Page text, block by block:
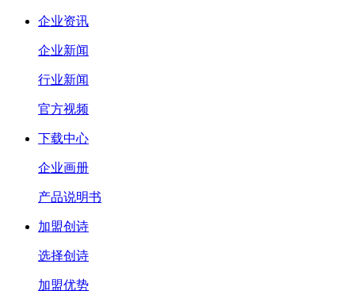
企业资讯
企业新闻
行业新闻
官方视频
下载中心
企业画册
产品说明书
加盟创诗
选择创诗
加盟优势